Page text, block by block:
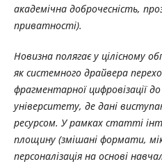
академічна доброчесність,
приватності).
Новизна полягає у цілісному
як системного драйвера
фрагментарної цифровізації
університету, де дані
ресурсом. У рамках статті
площину (змішані формати,
персоналізація на основі